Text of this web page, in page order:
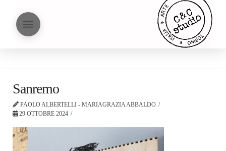
Sanremo
PAOLO ALBERTELLI - MARIAGRAZIA ABBALDO
29 OTTOBRE 2024